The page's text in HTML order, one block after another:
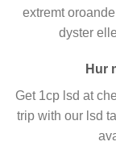
extremt
dyster
Hur
Get 1cp lsd at
trip with our lsd